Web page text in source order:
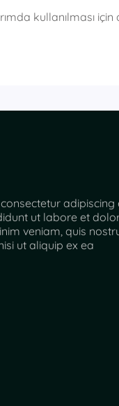
kullanılması
adipiscing
ut labore et
veniam, quis
ut aliquip ex ea